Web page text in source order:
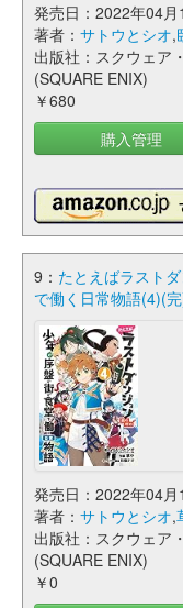
発売日：2022年04月
著者： サトウとシオ,
出版社：スクウェア
(SQUARE ENIX)
￥680
購入管理
9： たとえばラスト
で働く日常物語(4)(
発売日：2022年04月
著者： サトウとシオ,
出版社：スクウェア
(SQUARE ENIX)
￥0